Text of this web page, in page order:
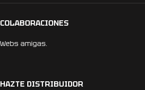
COLABORACIONES
Webs amigas.
HAZTE DISTRIBUIDOR